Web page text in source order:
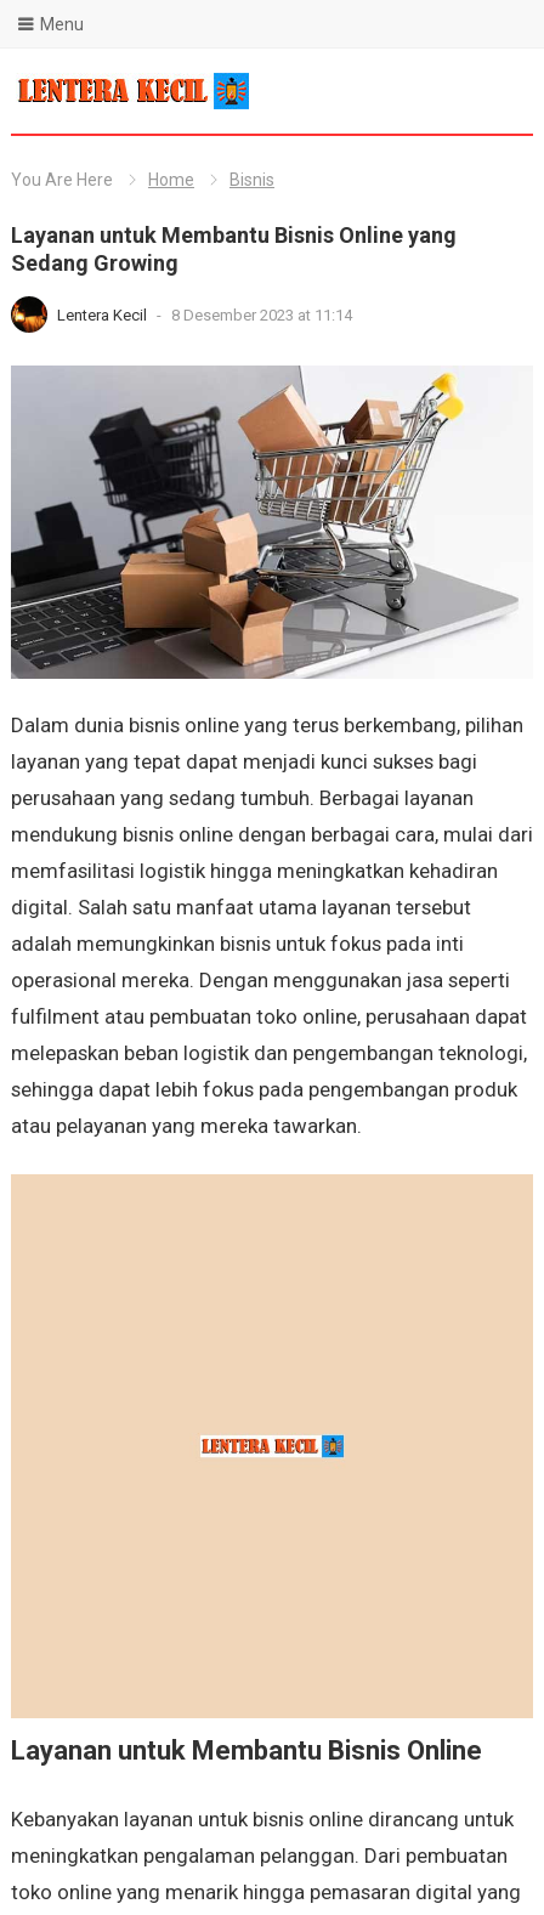
Blog Lentera Kecil
Menu
You Are Here Home Bisnis
Layanan untuk Membantu Bisnis Online yang
Sedang Growing
Lentera Kecil - 8 Desember 2023 at 11:14
Dalam dunia bisnis online yang terus berkembang, pilihan
layanan yang tepat dapat menjadi kunci sukses bagi
perusahaan yang sedang tumbuh. Berbagai layanan
mendukung bisnis online dengan berbagai cara, mulai dari
memfasilitasi logistik hingga meningkatkan kehadiran
digital. Salah satu manfaat utama layanan tersebut
adalah memungkinkan bisnis untuk fokus pada inti
operasional mereka. Dengan menggunakan jasa seperti
fulfilment atau pembuatan toko online, perusahaan dapat
melepaskan beban logistik dan pengembangan teknologi,
sehingga dapat lebih fokus pada pengembangan produk
atau pelayanan yang mereka tawarkan.
Layanan untuk Membantu Bisnis Online
Kebanyakan layanan untuk bisnis online dirancang untuk
meningkatkan pengalaman pelanggan. Dari pembuatan
toko online yang menarik hingga pemasaran digital yang